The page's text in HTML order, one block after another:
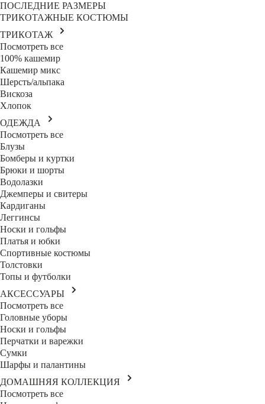
ПОСЛЕДНИЕ РАЗМЕРЫ
ТРИКОТАЖНЫЕ КОСТЮМЫ
ТРИКОТАЖ
Посмотреть все
100% кашемир
Кашемир микс
Шерсть/альпака
Вискоза
Хлопок
ОДЕЖДА
Посмотреть все
Блузы
Бомберы и куртки
Брюки и шорты
Водолазки
Джемперы и свитеры
Кардиганы
Леггинсы
Носки и гольфы
Платья и юбки
Спортивные костюмы
Толстовки
Топы и футболки
АКСЕССУАРЫ
Посмотреть все
Головные уборы
Носки и гольфы
Перчатки и варежки
Сумки
Шарфы и палантины
ДОМАШНЯЯ КОЛЛЕКЦИЯ
Посмотреть все